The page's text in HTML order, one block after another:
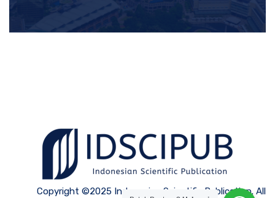
Copyright ©2025 Indonesian Scientific Publication. All